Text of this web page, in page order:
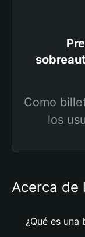
Como
los
Acerca de
¿Qué es una